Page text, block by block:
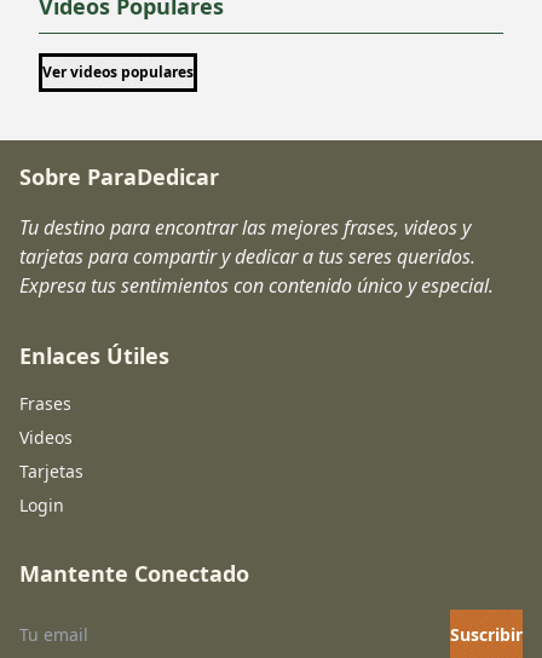
Videos Populares
Ver videos populares
Sobre ParaDedicar
Tu destino para encontrar las mejores frases, videos y
tarjetas para compartir y dedicar a tus seres queridos.
Expresa tus sentimientos con contenido único y especial.
Enlaces Útiles
Frases
Videos
Tarjetas
Login
Mantente Conectado
Suscribir